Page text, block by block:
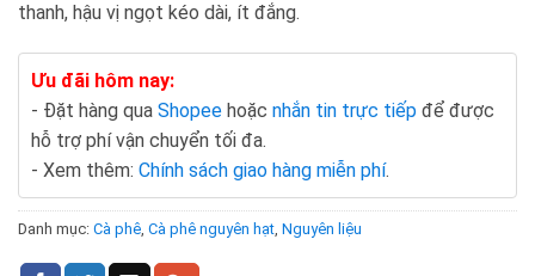
thanh, hậu vị ngọt kéo dài, ít đắng.
Ưu đãi hôm nay:
- Đặt hàng qua Shopee hoặc nhắn tin trực tiếp để được
hỗ trợ phí vận chuyển tối đa.
- Xem thêm: Chính sách giao hàng miễn phí.
Danh mục: Cà phê, Cà phê nguyên hạt, Nguyên liệu